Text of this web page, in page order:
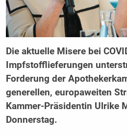
Die aktuelle Misere bei
Impfstofflieferungen
Forderung der
generellen, europaweiten
Kammer-Präsidentin Ulrike
Donnerstag.